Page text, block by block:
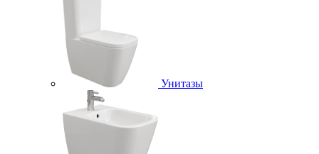
Унитазы